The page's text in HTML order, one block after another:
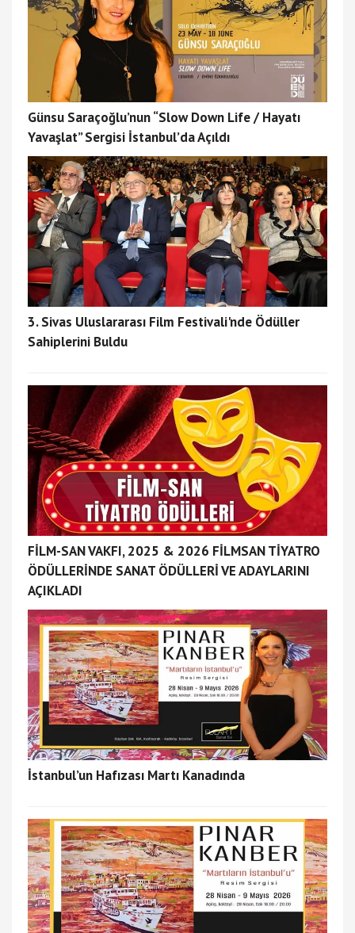
Günsu Saraçoğlu’nun “Slow Down Life / Hayatı
Yavaşlat” Sergisi İstanbul’da Açıldı
3. Sivas Uluslararası Film Festivali'nde Ödüller
Sahiplerini Buldu
FİLM-SAN VAKFI, 2025 & 2026 FİLMSAN TİYATRO
ÖDÜLLERİNDE SANAT ÖDÜLLERİ VE ADAYLARINI
AÇIKLADI
İstanbul’un Hafızası Martı Kanadında